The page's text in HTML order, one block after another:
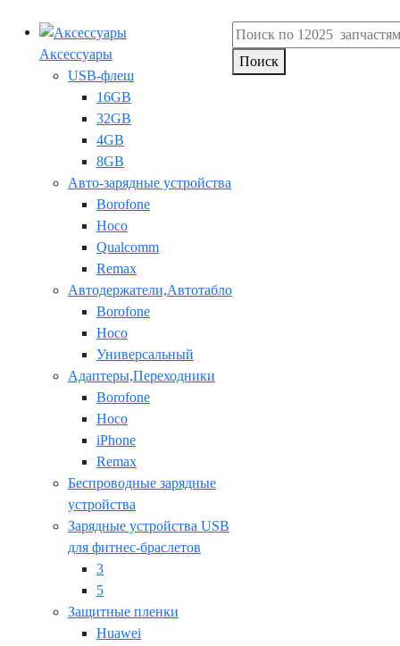
Аксессуары
USB-флеш
16GB
32GB
4GB
8GB
Авто-зарядные устройства
Borofone
Hoco
Qualcomm
Remax
Автодержатели,Автотабло
Borofone
Hoco
Универсальный
Адаптеры,Переходники
Borofone
Hoco
iPhone
Remax
Беспроводные зарядные
устройства
Зарядные устройства USB
для фитнес-браслетов
3
5
Защитные пленки
Huawei
Поиск